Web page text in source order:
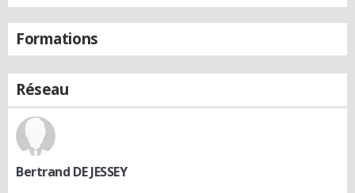
Formations
Réseau
Bertrand DE JESSEY